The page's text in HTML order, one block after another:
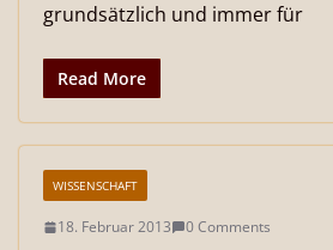
grundsätzlich und immer für
Read More
WISSENSCHAFT
18. Februar 2013 0 Comments